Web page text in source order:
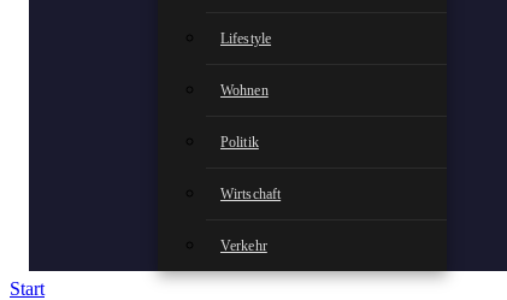
Lifestyle
Wohnen
Politik
Wirtschaft
Verkehr
Start